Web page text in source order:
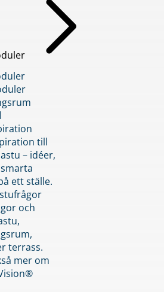
till
– idéer,
ett ställe.
och
terrass.
mer om